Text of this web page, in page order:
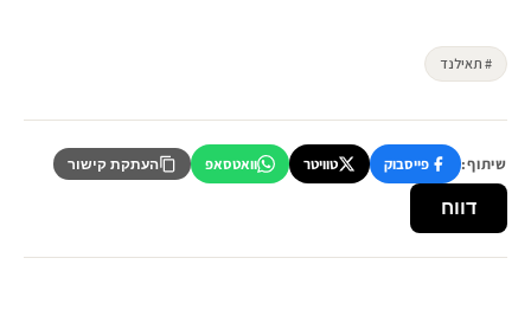
# תאילנד
שיתוף: פייסבוק טוויטר וואטסאפ העתקת קישור
דווח